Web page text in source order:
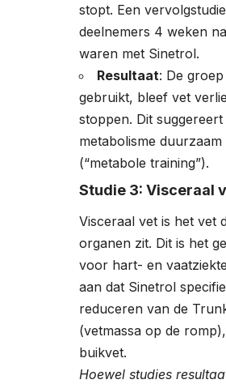
stopt. Een
deelnemers 4 weken
waren met Sinetrol.
Resultaat: De
gebruikt, bleef vet
stoppen. Dit
metabolisme
(“metabole training”).
Studie 3: Visceraal
Visceraal vet is het vet
organen zit. Dit is het
voor hart- en
aan dat Sinetrol
reduceren van de
(vetmassa op de
buikvet.
Hoewel studies